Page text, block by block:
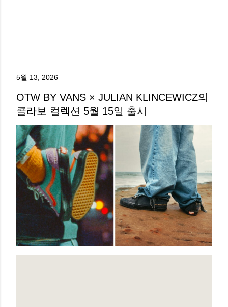
5월 13, 2026
OTW BY VANS × JULIAN KLINCEWICZ의
콜라보 컬렉션 5월 15일 출시